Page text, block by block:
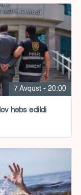
7 Avqust - 20:00
həbs edildi